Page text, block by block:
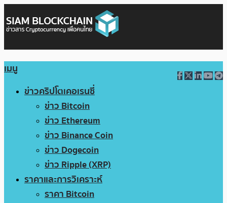
เมนู
ข่าวคริปโตเคอเรนซี่
ข่าว Bitcoin
ข่าว Ethereum
ข่าว Binance Coin
ข่าว Dogecoin
ข่าว Ripple (XRP)
ราคาและการวิเคราะห์
ราคา Bitcoin